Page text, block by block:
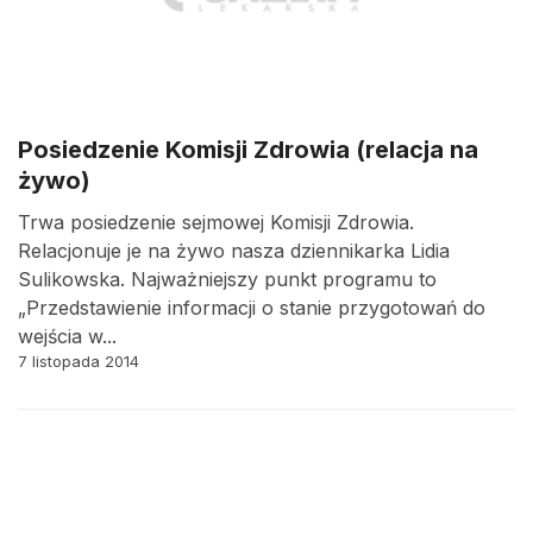
Posiedzenie Komisji Zdrowia (relacja na
żywo)
Trwa posiedzenie sejmowej Komisji Zdrowia.
Relacjonuje je na żywo nasza dziennikarka Lidia
Sulikowska. Najważniejszy punkt programu to
„Przedstawienie informacji o stanie przygotowań do
wejścia w...
7 listopada 2014